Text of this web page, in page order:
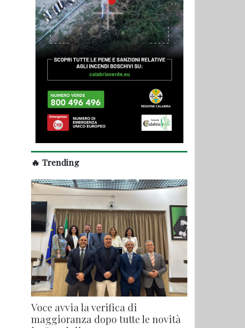
🔥 Trending
Voce avvia la verifica di
maggioranza dopo tutte le novità